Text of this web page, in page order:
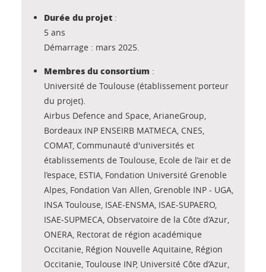
Durée du projet :
5 ans
Démarrage : mars 2025.
Membres du consortium :
Université de Toulouse (établissement porteur
du projet).
Airbus Defence and Space, ArianeGroup,
Bordeaux INP ENSEIRB MATMECA, CNES,
COMAT, Communauté d'universités et
établissements de Toulouse, Ecole de l’air et de
l’espace, ESTIA, Fondation Université Grenoble
Alpes, Fondation Van Allen, Grenoble INP - UGA,
INSA Toulouse, ISAE-ENSMA, ISAE-SUPAERO,
ISAE-SUPMECA, Observatoire de la Côte d’Azur,
ONERA, Rectorat de région académique
Occitanie, Région Nouvelle Aquitaine, Région
Occitanie, Toulouse INP, Université Côte d’Azur,